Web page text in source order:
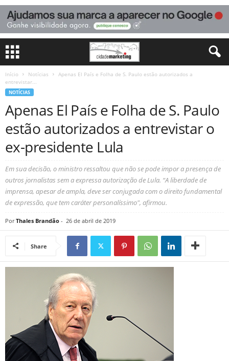
Início Notícias
Apenas El País e Folha de S. Paulo estão autorizados a
entrevistar...
NOTÍCIAS
Apenas El País e Folha de S. Paulo
estão autorizados a entrevistar o
ex-presidente Lula
Em sua decisão, o ministro ressaltou que não se pode impor a presença de
outros jornalistas sem a expressa autorização de Lula. “A liberdade de
imprensa, apesar de ampla, deve ser conjugada com o direito fundamental
de expressão, que tem caráter personalíssimo", afirmou.
Por Thales Brandão - 26 de abril de 2019
Share